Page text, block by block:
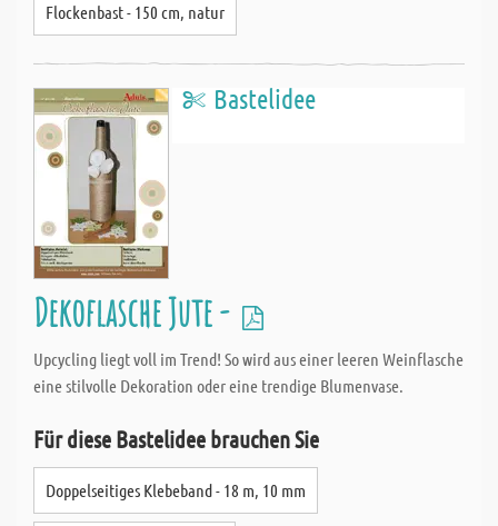
Flockenbast - 150 cm, natur
Bastelidee
Dekoflasche Jute -
Upcycling liegt voll im Trend! So wird aus einer leeren Weinflasche
eine stilvolle Dekoration oder eine trendige Blumenvase.
Für diese Bastelidee brauchen Sie
Doppelseitiges Klebeband - 18 m, 10 mm